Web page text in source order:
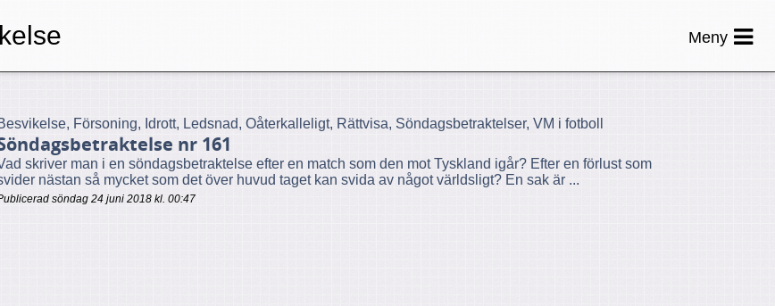
Försoning, Idrott, Ledsnad, Oåterkalleligt, Rättvisa, Söndagsbetraktelser, VM i fotboll
nr 161
skriver man i en söndagsbetraktelse efter en match som den mot Tyskland igår? Efter en förlust som
nästan så mycket som det över huvud taget kan svida av något världsligt? En sak är ...
söndag 24 juni 2018 kl. 00:47
Meny